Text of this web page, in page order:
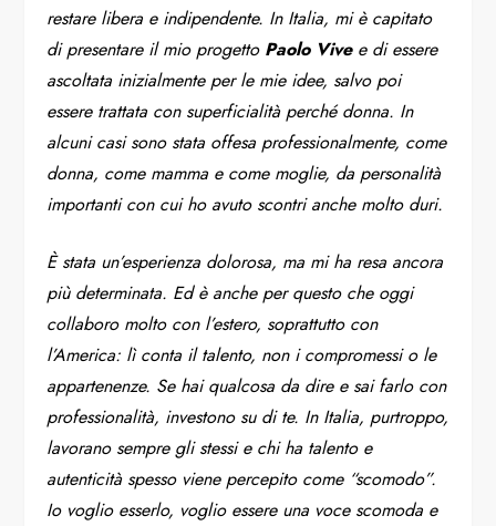
restare libera e indipendente. In Italia, mi è capitato
di presentare il mio progetto Paolo Vivee di essere
ascoltata inizialmente per le mie idee, salvo poi
essere trattata con superficialità perché donna. In
alcuni casi sono stata offesa professionalmente, come
donna, come mamma e come moglie, da personalità
importanti con cui ho avuto scontri anche molto duri.
È stata un’esperienza dolorosa, ma mi ha resa ancora
più determinata. Ed è anche per questo che oggi
collaboro molto con l’estero, soprattutto con
l’America: lì conta il talento, non i compromessi o le
appartenenze. Se hai qualcosa da dire e sai farlo con
professionalità, investono su di te. In Italia, purtroppo,
lavorano sempre gli stessi e chi ha talento e
autenticità spesso viene percepito come “scomodo”.
Io voglio esserlo, voglio essere una voce scomoda e